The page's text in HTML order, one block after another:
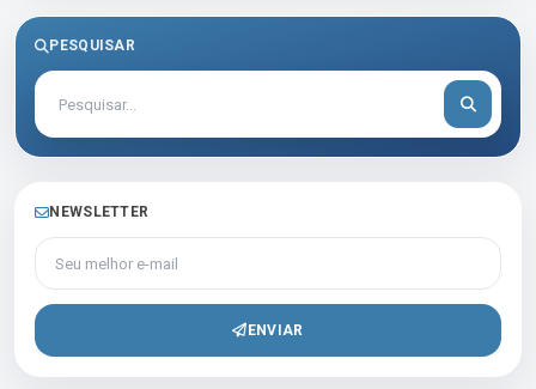
PESQUISAR
NEWSLETTER
Seu melhor e-mail
ENVIAR